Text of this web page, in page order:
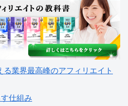
業界最高峰のアフィリエイト
仕組み